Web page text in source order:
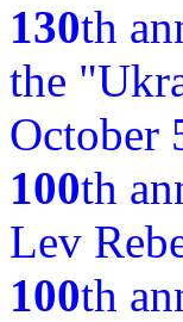
130th
the
October
100th
Lev
100th